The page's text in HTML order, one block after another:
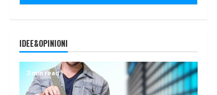
IDEE&OPINIONI
2 min read